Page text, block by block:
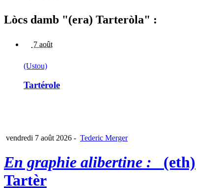
Lòcs damb "(era) Tarteròla" :
7 août
(Ustou)
Tartérole
vendredi 7 août 2026 - Tederic Merger
En graphie alibertine : (eth)
Tartèr